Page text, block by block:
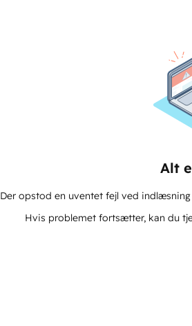
Alt
Der opstod en uventet fejl ved
Hvis problemet fortsætter, kan du